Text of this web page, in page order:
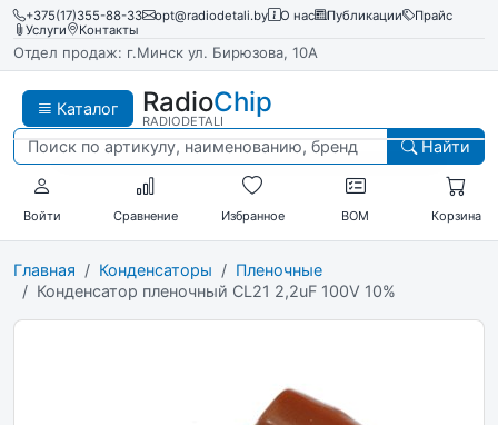
+375(17)355-88-33 opt@radiodetali.by О нас Публикации
Прайс
Услуги
Контакты
Отдел продаж: г.Минск ул. Бирюзова, 10А
Каталог RadioChip
RADIODETALI
Найти
Войти Сравнение Избранное BOM Корзина
Главная Конденсаторы
Пленочные
Конденсатор пленочный CL21 2,2uF 100V 10%